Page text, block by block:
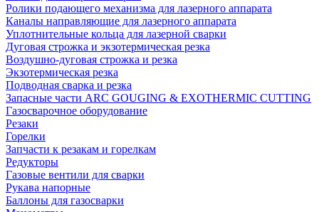
Ролики подающего механизма для лазерного аппарата
Каналы направляющие для лазерного аппарата
Уплотнительные кольца для лазерной сварки
Дуговая строжка и экзотермическая резка
Воздушно-дуговая строжка и резка
Экзотермическая резка
Подводная сварка и резка
Запасные части ARC GOUGING & EXOTHERMIC CUTTING
Газосварочное оборудование
Резаки
Горелки
Запчасти к резакам и горелкам
Редукторы
Газовые вентили для сварки
Рукава напорные
Баллоны для газосварки